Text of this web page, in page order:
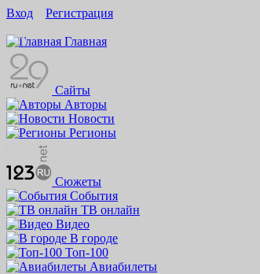
Вход
Регистрация
16+
Главная
Сайты
Авторы
Новости
Регионы
Сюжеты
События
ТВ онлайн
Видео
В городе
Топ-100
Авиабилеты